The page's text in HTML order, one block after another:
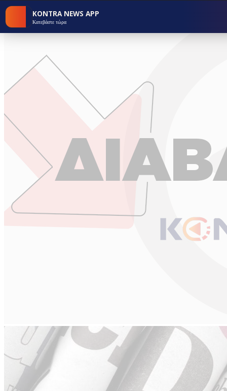
KONTRA NEWS APP
Κατεβάστε τώρα